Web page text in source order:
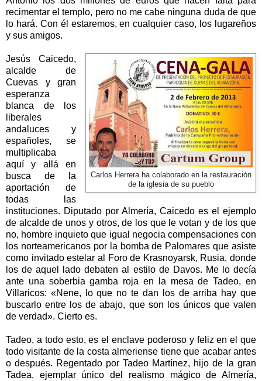
recimentar el templo, pero no me cabe ninguna duda de que
lo hará. Con él estaremos, en cualquier caso, los lugareños
y sus amigos.
Carlos Herrera ha colaborado en la restauración
de la iglesia de su pueblo
Jesús Caicedo,
alcalde de
Cuevas y gran
esperanza
blanca de los
liberales
andaluces y
españoles, se
multiplicaba
aquí y allá en
busca de la
aportación de
todas las
instituciones. Diputado por Almería, Caicedo es el ejemplo
de alcalde de unos y otros, de los que le votan y de los que
no, hombre inquieto que igual negocia compensaciones con
los norteamericanos por la bomba de Palomares que asiste
como invitado estelar al Foro de Krasnoyarsk, Rusia, donde
los de aquel lado debaten al estilo de Davos. Me lo decía
ante una soberbia gamba roja en la mesa de Tadeo, en
Villaricos: «Nene, lo que no te dan los de arriba hay que
buscarlo entre los de abajo, que son los únicos que valen
de verdad». Cierto es.
Tadeo, a todo esto, es el enclave poderoso y feliz en el que
todo visitante de la costa almeriense tiene que acabar antes
o después. Regentado por Tadeo Martínez, hijo de la gran
Tadea, ejemplar único del realismo mágico de Almería,